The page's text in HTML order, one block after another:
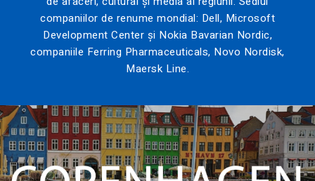
companiilor de renume mondial: Dell, Microsoft
Development Center și Nokia Bavarian Nordic,
companiile Ferring Pharmaceuticals, Novo Nordisk,
Maersk Line.